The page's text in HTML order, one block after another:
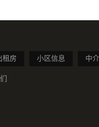
租房 小区信息 中